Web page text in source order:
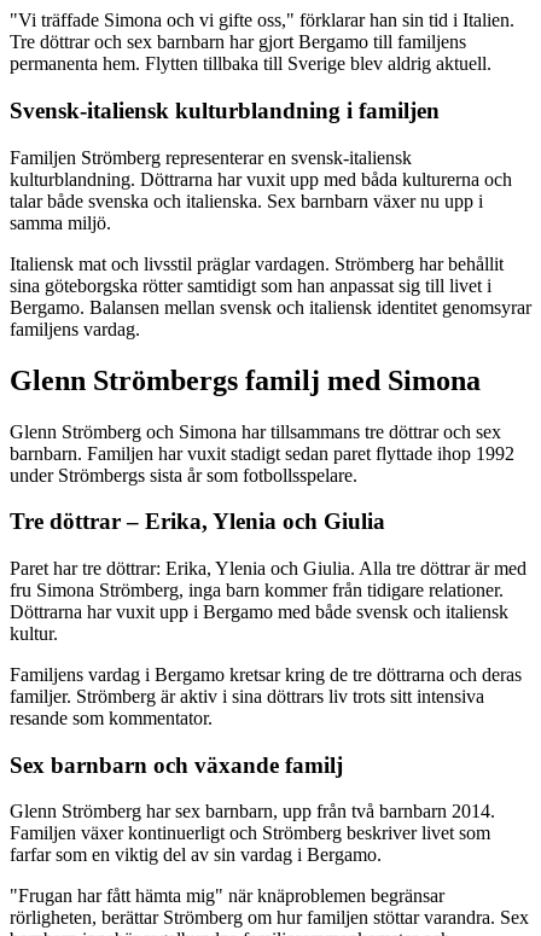
"Vi träffade Simona och vi gifte oss," förklarar han sin tid i Italien.
Tre döttrar och sex barnbarn har gjort Bergamo till familjens
permanenta hem. Flytten tillbaka till Sverige blev aldrig aktuell.
Svensk-italiensk kulturblandning i familjen
Familjen Strömberg representerar en svensk-italiensk
kulturblandning. Döttrarna har vuxit upp med båda kulturerna och
talar både svenska och italienska. Sex barnbarn växer nu upp i
samma miljö.
Italiensk mat och livsstil präglar vardagen. Strömberg har behållit
sina göteborgska rötter samtidigt som han anpassat sig till livet i
Bergamo. Balansen mellan svensk och italiensk identitet genomsyrar
familjens vardag.
Glenn Strömbergs familj med Simona
Glenn Strömberg och Simona har tillsammans tre döttrar och sex
barnbarn. Familjen har vuxit stadigt sedan paret flyttade ihop 1992
under Strömbergs sista år som fotbollsspelare.
Tre döttrar – Erika, Ylenia och Giulia
Paret har tre döttrar: Erika, Ylenia och Giulia. Alla tre döttrar är med
fru Simona Strömberg, inga barn kommer från tidigare relationer.
Döttrarna har vuxit upp i Bergamo med både svensk och italiensk
kultur.
Familjens vardag i Bergamo kretsar kring de tre döttrarna och deras
familjer. Strömberg är aktiv i sina döttrars liv trots sitt intensiva
resande som kommentator.
Sex barnbarn och växande familj
Glenn Strömberg har sex barnbarn, upp från två barnbarn 2014.
Familjen växer kontinuerligt och Strömberg beskriver livet som
farfar som en viktig del av sin vardag i Bergamo.
"Frugan har fått hämta mig" när knäproblemen begränsar
rörligheten, berättar Strömberg om hur familjen stöttar varandra. Sex